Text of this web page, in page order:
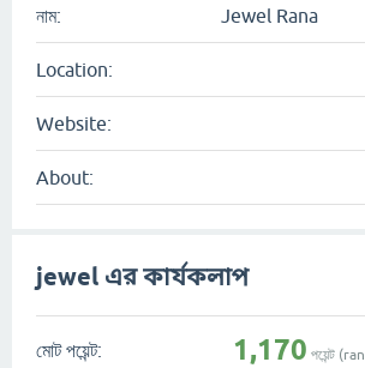
নাম: Jewel Rana
Location:
Website:
About:
jewel এর কার্যকলাপ
মোট পয়েন্ট: 1,170 পয়েন্ট